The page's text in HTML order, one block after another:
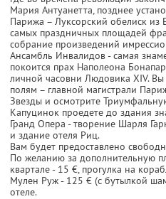
Мария Антуанетта, позднее
Парижа – Луксорский обелиск из
самых праздничных площадей
собрание произведений
Ансамбль Инвалидов - самая
покоится прах Наполеона
личной часовни Людовика XIV. Вы
полям – главной магистрали
Звезды и осмотрите
Капуцинок проедете до здания
Гранд Опера - творение Шарля
и здание отеля Риц.
Вам будет предоставлено
По желанию за дополнительную
квартале - 15 €, прогулка на
Мулен Руж - 125 € (с бутылкой
отеле.